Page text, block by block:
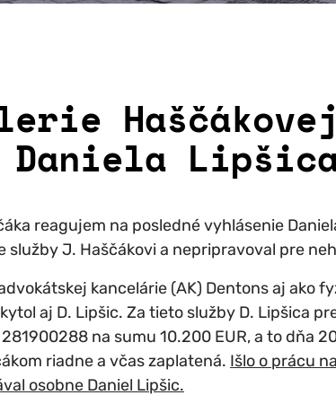
Daniela
reagujem na posledné vyhlásenie
J. Haščákovi a nepripravoval pre
kancelárie (AK) Dentons aj ako
aj D. Lipšic. Za tieto služby D. Lipšica
na sumu 10.200 EUR, a to dňa
riadne a včas zaplatená. Išlo o prácu
osobne Daniel Lipšic.